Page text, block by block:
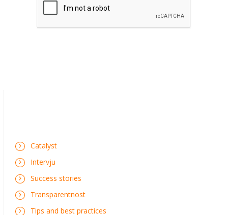
Catalyst
Intervju
Success stories
Transparentnost
Tips and best practices